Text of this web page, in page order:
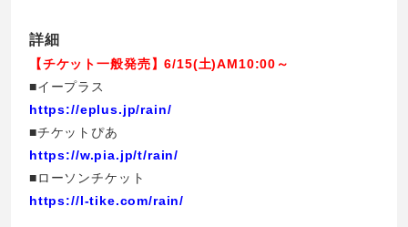
詳細
【チケット一般発売】6/15(土)AM10:00～
■イープラス
https://eplus.jp/rain/
■チケットぴあ
https://w.pia.jp/t/rain/
■ローソンチケット
https://l-tike.com/rain/